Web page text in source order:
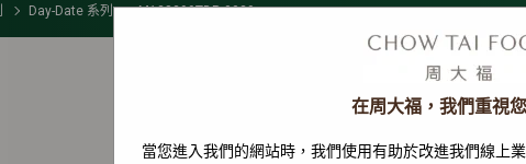
Day-Date 系列 M128399TBR-0029
在周大福，我們重視
當您進入我們的網站時，我們使用有助於改進我們線上